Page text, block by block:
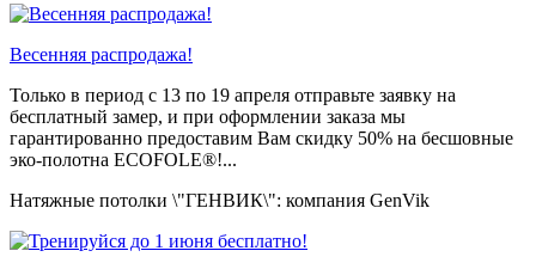
Весенняя распродажа!
Только в период c 13 по 19 апреля отправьте заявку на
бесплатный замер, и при оформлении заказа мы
гарантированно предоставим Вам скидку 50% на бесшовные
эко-полотна ECOFOLE®!...
Натяжные потолки \"ГЕНВИК\": компания GenVik